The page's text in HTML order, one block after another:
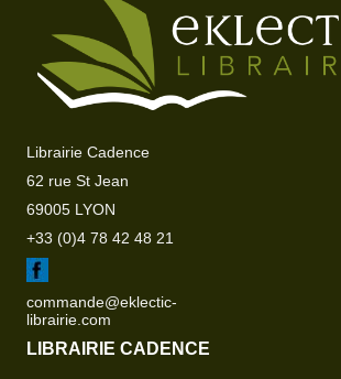
Librairie Cadence
62 rue St Jean
69005 LYON
+33 (0)4 78 42 48 21
commande@eklectic-
librairie.com
LIBRAIRIE CADENCE